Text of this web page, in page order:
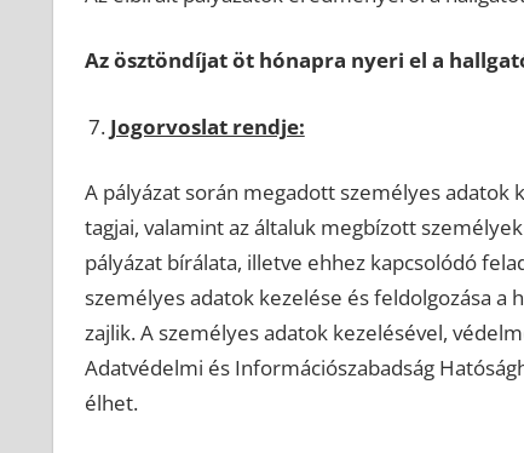
Az ösztöndíjat öt hónapra nyeri el a
Jogorvoslat rendje:
A pályázat során megadott személyes adatok
tagjai, valamint az általuk megbízott
pályázat bírálata, illetve ehhez kapcsolódó
személyes adatok kezelése és feldolgozása a
zajlik. A személyes adatok kezelésével,
Adatvédelmi és Információszabadság
élhet.